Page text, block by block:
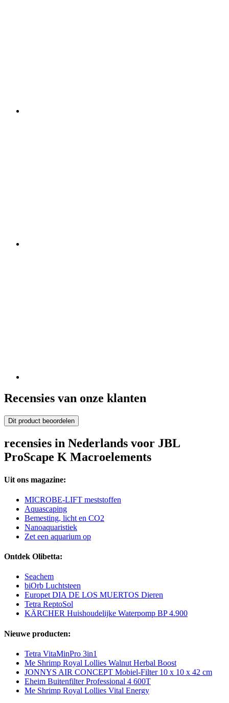
Recensies van onze klanten
Dit product beoordelen
recensies in Nederlands voor JBL
ProScape K Macroelements
Uit ons magazine:
MICROBE-LIFT meststoffen
Aquascaping
Bemesting, licht en CO2
Nanoaquaristiek
Zet een aquarium op
Ontdek Olibetta:
Seachem
biOrb Luchtsteen
Europet DIA DE LOS MUERTOS Dieren
Tetra ReptoSol
KÄRCHER Huishoudelijke Waterpomp BP 4.900
Nieuwe producten:
Tetra VitaMinPro 3in1
Me Shrimp Royal Lollies Walnut Herbal Boost
JONNYS AIR CONCEPT Mobiel-Filter 10 x 10 x 42 cm
Eheim Buitenfilter Professional 4 600T
Me Shrimp Royal Lollies Vital Energy